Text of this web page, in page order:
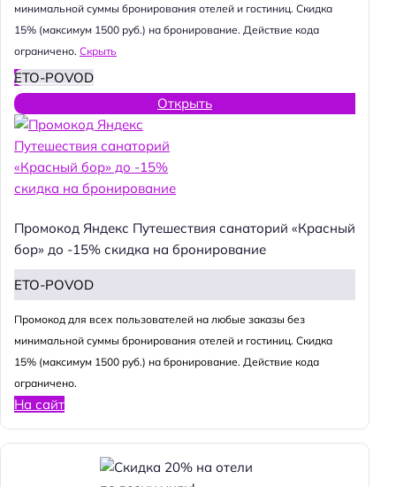
минимальной суммы бронирования отелей и гостиниц. Скидка
15% (максимум 1500 руб.) на бронирование. Действие кода
ограничено. Скрыть
ETO-POVOD
Открыть
Промокод Яндекс Путешествия санаторий «Красный
бор» до -15% скидка на бронирование
ETO-POVOD
Промокод для всех пользователей на любые заказы без
минимальной суммы бронирования отелей и гостиниц. Скидка
15% (максимум 1500 руб.) на бронирование. Действие кода
ограничено.
На сайт